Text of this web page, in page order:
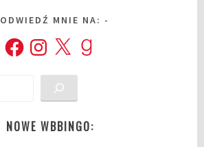
ODWIEDŹ MNIE NA:
FacebookInstagram
X Goodreads
NOWE WBBINGO: